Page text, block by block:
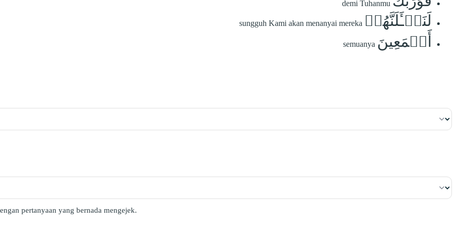
demi Tuhanmu
لَنَسۡـَٔلَنَّهُمۡ sungguh Kami akan menanyai mereka
أَجۡمَعِينَ semuanya
pertanyaan yang bernada mengejek.